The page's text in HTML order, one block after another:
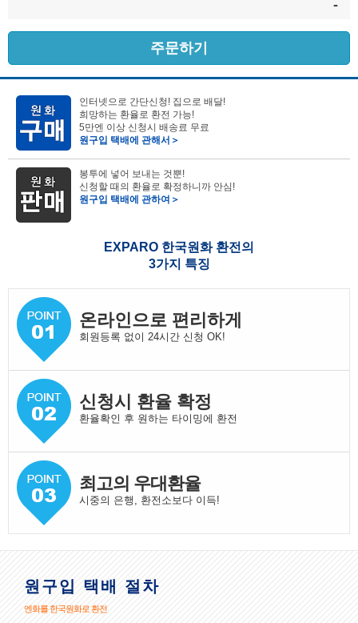
-
주문하기
인터넷으로 간단신청! 집으로 배달!
희망하는 환율로 환전 가능!
5만엔 이상 신청시 배송료 무료
원구입 택배에 관해서＞
봉투에 넣어 보내는 것뿐!
신청할 때의 환율로 확정하니까 안심!
원구입 택배에 관하여＞
EXPARO 한국원화 환전의
3가지 특징
온라인으로 편리하게
회원등록 없이 24시간 신청 OK!
신청시 환율 확정
환율확인 후 원하는 타이밍에 환전
최고의 우대환율
시중의 은행, 환전소보다 이득!
원구입 택배 절차
엔화를 한국원화로 환전